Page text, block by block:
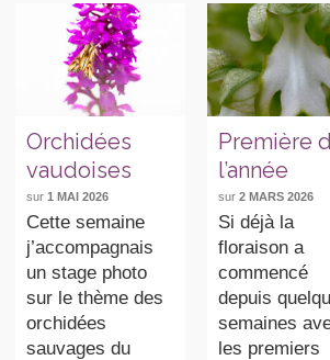
Orchidées
vaudoises
sur 1 MAI 2026
Cette semaine
j’accompagnais
un stage photo
sur le thème des
orchidées
sauvages du
Première
l’année
sur 2 MARS 2026
Si déjà la
floraison a
commencé
depuis
semaines
les premiers